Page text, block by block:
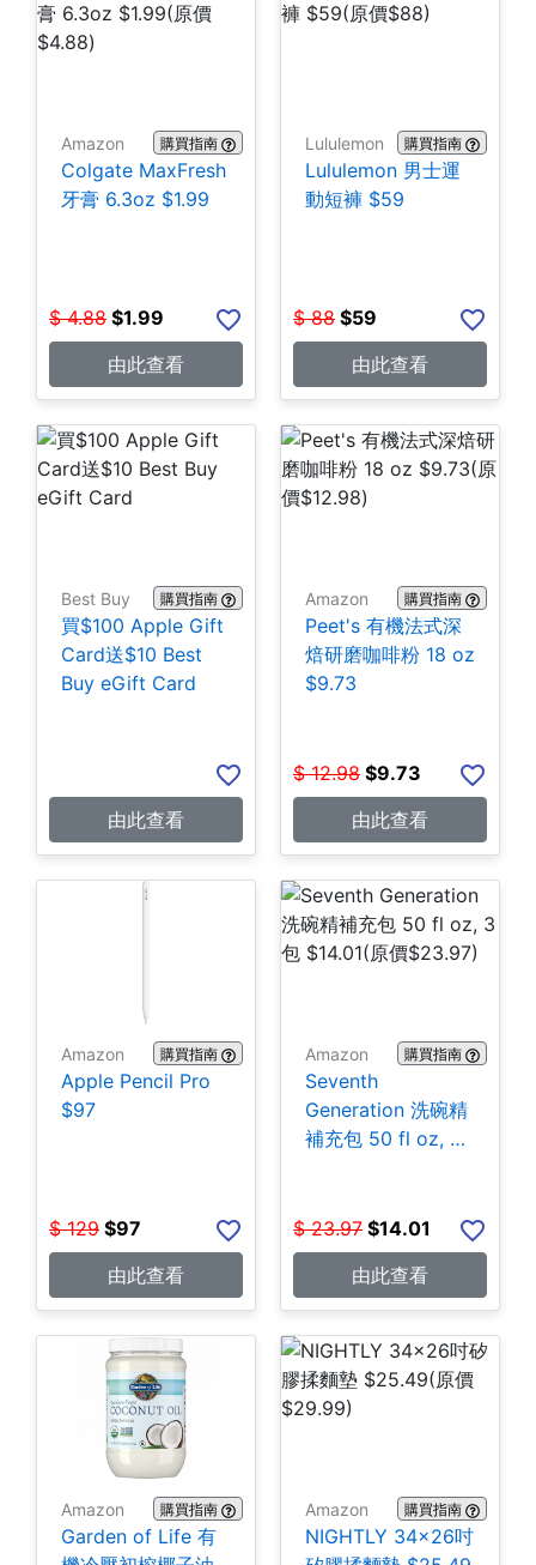
Amazon 購買指南
Colgate MaxFresh
牙膏 6.3oz $1.99
$ 4.88 $1.99
由此查看
Lululemon 購買指南
Lululemon 男士運
動短褲 $59
$ 88 $59
由此查看
Best Buy 購買指南
買$100 Apple Gift
Card送$10 Best
Buy eGift Card
由此查看
Amazon 購買指南
Peet's 有機法式深
焙研磨咖啡粉 18 oz
$9.73
$ 12.98 $9.73
由此查看
Amazon 購買指南
Apple Pencil Pro
$97
$ 129 $97
由此查看
Amazon 購買指南
Seventh
Generation 洗碗精
補充包 50 fl oz, 3
$ 23.97 $14.01
由此查看
Amazon 購買指南
Garden of Life 有
Amazon 購買指南
NIGHTLY 34x26吋